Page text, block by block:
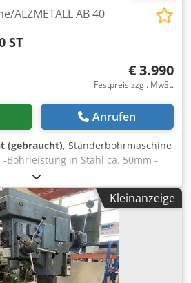
ALZMETALL AB 40
ST
€ 3.990
Festpreis zzgl. MwSt.
Anrufen
(gebraucht), Ständerbohrmaschine
-Bohrleistung in Stahl ca. 50mm -
M30 -Werkzeugaufnahme MK 4 -
-Automatischer Vorschub 0,1-0,2-
ca. 300mm -Stufenlose
-Rechts / Links Lauf
Rjf -Höhenverstellbarer Arbeitstisch
ca. 740x460mm -
Abmaße: LxBxH 1,2x0,8x2,2 Meter /
/ Eingabefehler vorbehalten
Kleinanzeige